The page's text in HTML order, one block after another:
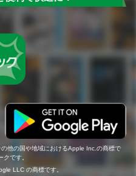
他の国や地域におけるApple Inc.の商標で
です。
LLC の商標です。